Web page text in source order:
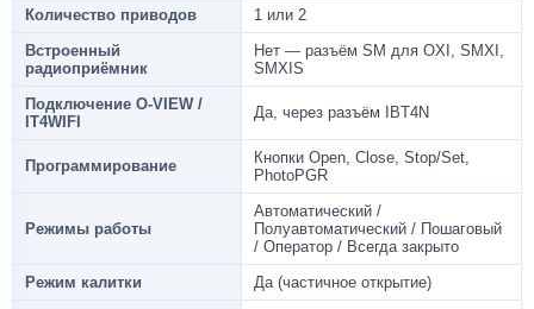
Количество приводов
1 или 2
Встроенный
радиоприёмник
Нет — разъём SM для OXI, SMXI,
SMXIS
Подключение O-VIEW /
IT4WIFI
Да, через разъём IBT4N
Программирование
Кнопки Open, Close, Stop/Set,
PhotoPGR
Режимы работы
Автоматический /
Полуавтоматический / Пошаговый
/ Оператор / Всегда закрыто
Режим калитки
Да (частичное открытие)